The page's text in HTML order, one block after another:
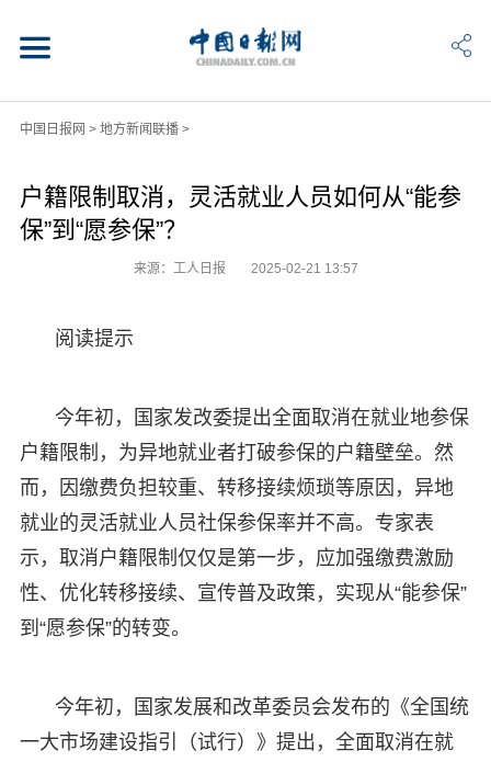
中国日报网 > 地方新闻联播>
户籍限制取消，灵活就业人员如何从“能参
保”到“愿参保”？
来源：工人日报 2025-02-21 13:57
阅读提示
今年初，国家发改委提出全面取消在就业地参保
户籍限制，为异地就业者打破参保的户籍壁垒。然
而，因缴费负担较重、转移接续烦琐等原因，异地
就业的灵活就业人员社保参保率并不高。专家表
示，取消户籍限制仅仅是第一步，应加强缴费激励
性、优化转移接续、宣传普及政策，实现从“能参保”
到“愿参保”的转变。
今年初，国家发展和改革委员会发布的《全国统
一大市场建设指引（试行）》提出，全面取消在就